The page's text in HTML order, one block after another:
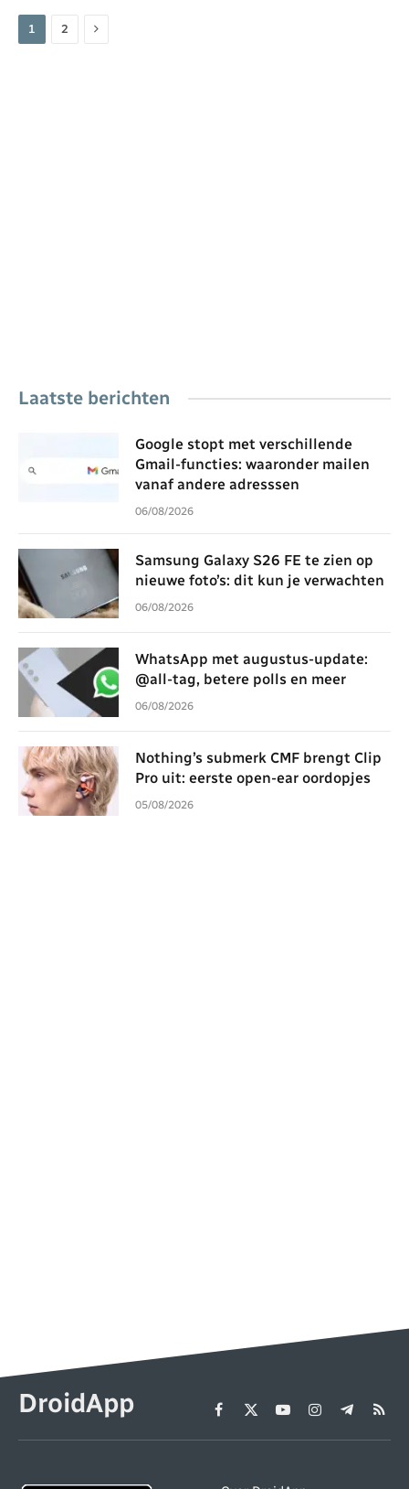
1 2 Volgende
Laatste berichten
Google stopt met verschillende
Gmail-functies: waaronder mailen
vanaf andere adresssen
06/08/2026
Samsung Galaxy S26 FE te zien op
nieuwe foto’s: dit kun je verwachten
06/08/2026
WhatsApp met augustus-update:
@all-tag, betere polls en meer
06/08/2026
Nothing’s submerk CMF brengt Clip
Pro uit: eerste open-ear oordopjes
05/08/2026
DroidApp Facebook
X
(Twitter)
YouTubeInstagram
Telegram
RSS